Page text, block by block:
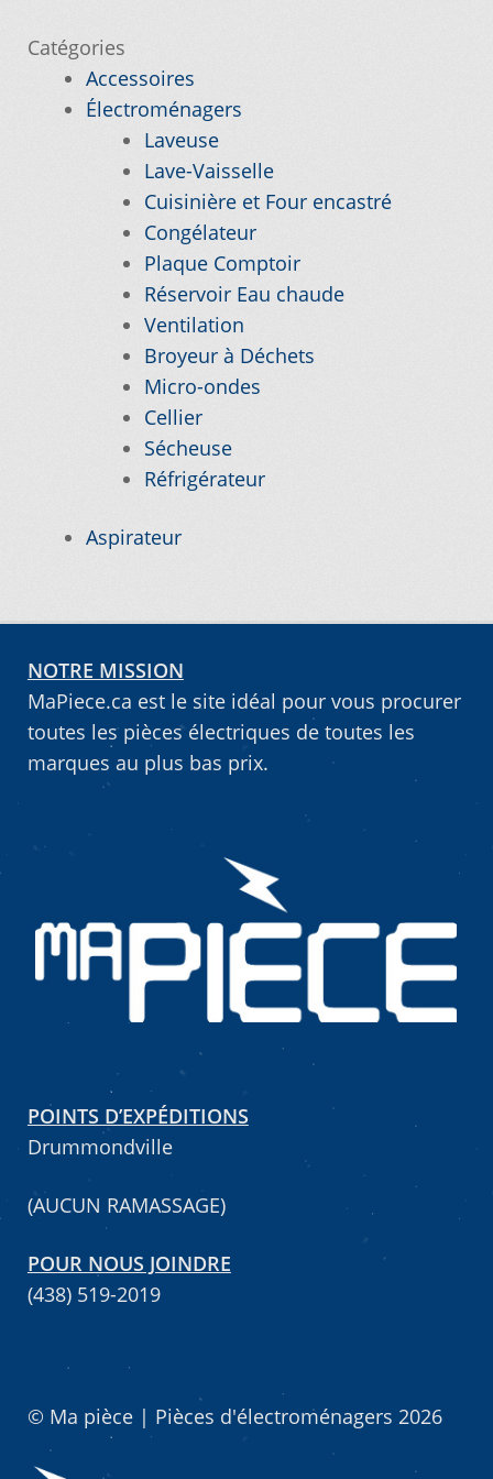
Nos promotions
Notre objectif
Pour quel type d’appareil ?
Si vous ne trouvez pas la pièce que vous
cherchez, on l’ajoute pour vous !
Suivez votre commande
Trucs et astuces
Vous ne trouvez pas la pièce sur notre site…
Mettez cette page dans vos favoris!
Catégories
Accessoires
Électroménagers
Laveuse
Lave-Vaisselle
Cuisinière et Four encastré
Congélateur
Plaque Comptoir
Réservoir Eau chaude
Ventilation
Broyeur à Déchets
Micro-ondes
Cellier
Sécheuse
Réfrigérateur
Aspirateur
NOTRE MISSION
MaPiece.ca est le site idéal pour vous procurer
toutes les pièces électriques de toutes les
marques au plus bas prix.
POINTS D’EXPÉDITIONS
Drummondville
(AUCUN RAMASSAGE)
POUR NOUS JOINDRE
(438) 519-2019
© Ma pièce | Pièces d'électroménagers 2026